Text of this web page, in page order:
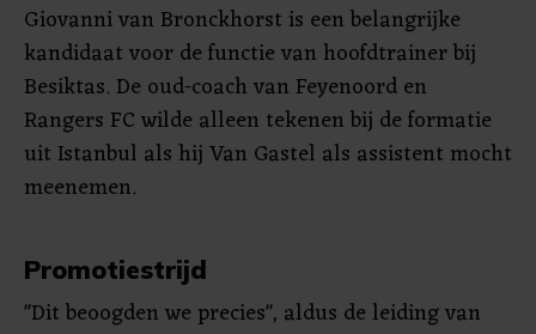
Giovanni van Bronckhorst is een belangrijke
kandidaat voor de functie van hoofdtrainer bij
Besiktas. De oud-coach van Feyenoord en
Rangers FC wilde alleen tekenen bij de formatie
uit Istanbul als hij Van Gastel als assistent mocht
meenemen.
Promotiestrijd
"Dit beoogden we precies", aldus de leiding van